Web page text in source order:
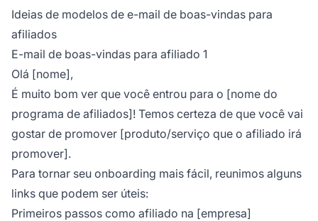
Ideias de modelos de e-mail de boas-vindas para
afiliados
E-mail de boas-vindas para afiliado 1
Olá [nome],
É muito bom ver que você entrou para o [nome do
programa de afiliados]! Temos certeza de que você vai
gostar de promover [produto/serviço que o afiliado irá
promover].
Para tornar seu onboarding mais fácil, reunimos alguns
links que podem ser úteis:
Primeiros passos como afiliado na [empresa]